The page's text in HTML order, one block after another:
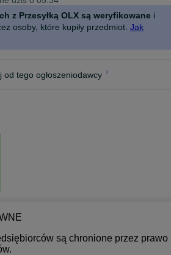
z Przesyłką OLX są weryfikowane i
osoby, które kupiły przedmiot. Jak
od tego ogłoszeniodawcy
są chronione przez prawo